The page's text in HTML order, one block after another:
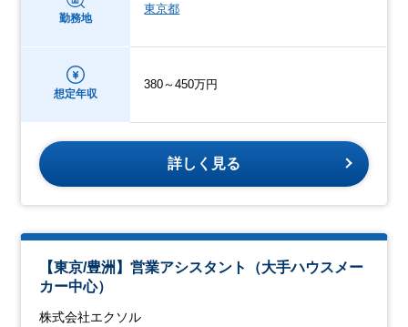
勤務地
東京都
想定年収
380～450万円
詳しく見る
【東京/豊洲】営業アシスタント（大手ハウスメー
カー中心）
株式会社エクソル